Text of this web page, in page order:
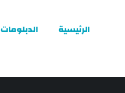
الرئيسية الدبلومات